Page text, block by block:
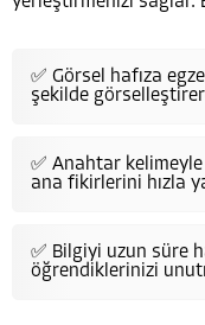
✅ Görsel hafıza
şekilde
✅ Anahtar
ana fikirlerini hızla
✅ Bilgiyi uzun süre
öğrendiklerinizi